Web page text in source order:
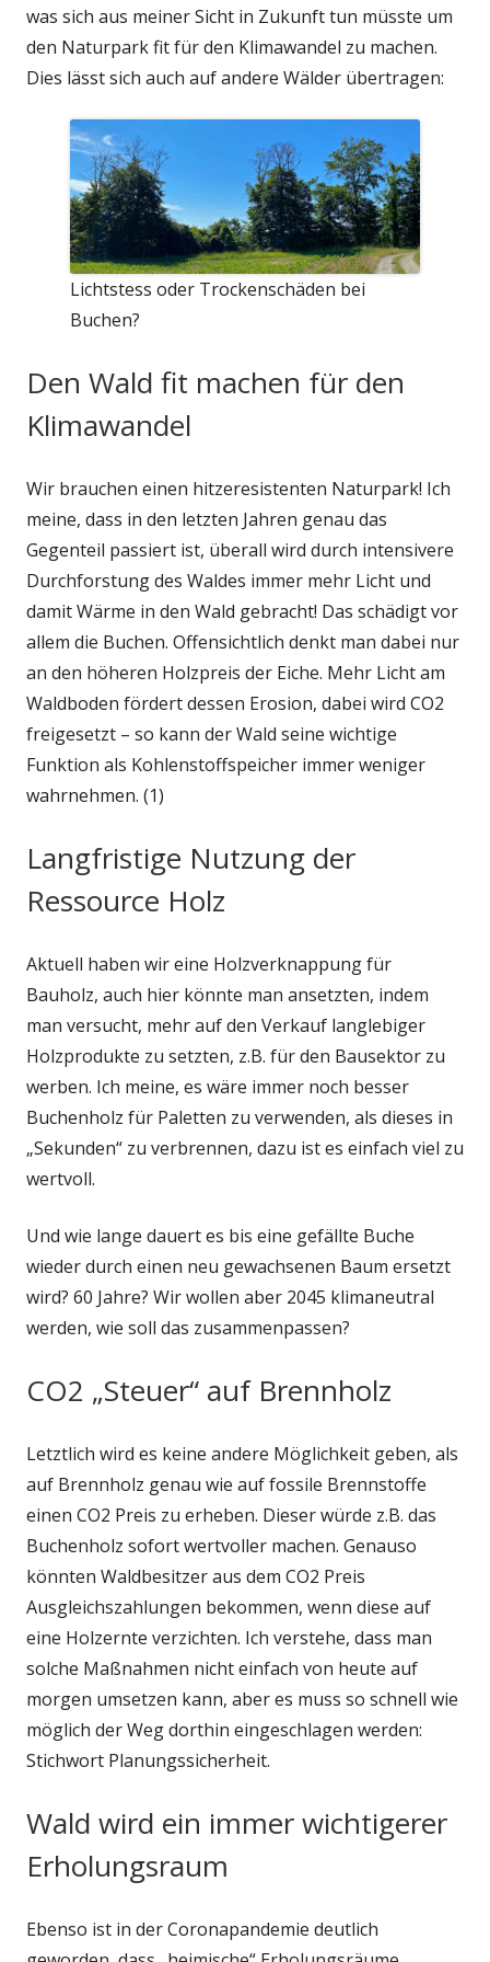
was sich aus meiner Sicht in Zukunft tun müsste um
den Naturpark fit für den Klimawandel zu machen.
Dies lässt sich auch auf andere Wälder übertragen:
Lichtstess oder Trockenschäden bei
Buchen?
Den Wald fit machen für den
Klimawandel
Wir brauchen einen hitzeresistenten Naturpark! Ich
meine, dass in den letzten Jahren genau das
Gegenteil passiert ist, überall wird durch intensivere
Durchforstung des Waldes immer mehr Licht und
damit Wärme in den Wald gebracht! Das schädigt vor
allem die Buchen. Offensichtlich denkt man dabei nur
an den höheren Holzpreis der Eiche. Mehr Licht am
Waldboden fördert dessen Erosion, dabei wird CO2
freigesetzt – so kann der Wald seine wichtige
Funktion als Kohlenstoffspeicher immer weniger
wahrnehmen. (1)
Langfristige Nutzung der
Ressource Holz
Aktuell haben wir eine Holzverknappung für
Bauholz, auch hier könnte man ansetzten, indem
man versucht, mehr auf den Verkauf langlebiger
Holzprodukte zu setzten, z.B. für den Bausektor zu
werben. Ich meine, es wäre immer noch besser
Buchenholz für Paletten zu verwenden, als dieses in
„Sekunden“ zu verbrennen, dazu ist es einfach viel zu
wertvoll.
Und wie lange dauert es bis eine gefällte Buche
wieder durch einen neu gewachsenen Baum ersetzt
wird? 60 Jahre? Wir wollen aber 2045 klimaneutral
werden, wie soll das zusammenpassen?
CO2 „Steuer“ auf Brennholz
Letztlich wird es keine andere Möglichkeit geben, als
auf Brennholz genau wie auf fossile Brennstoffe
einen CO2 Preis zu erheben. Dieser würde z.B. das
Buchenholz sofort wertvoller machen. Genauso
könnten Waldbesitzer aus dem CO2 Preis
Ausgleichszahlungen bekommen, wenn diese auf
eine Holzernte verzichten. Ich verstehe, dass man
solche Maßnahmen nicht einfach von heute auf
morgen umsetzen kann, aber es muss so schnell wie
möglich der Weg dorthin eingeschlagen werden:
Stichwort Planungssicherheit.
Wald wird ein immer wichtigerer
Erholungsraum
Ebenso ist in der Coronapandemie deutlich